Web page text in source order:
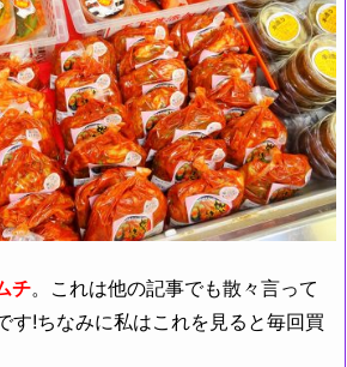
チ。これは他の記事でも散々言って
す!ちなみに私はこれを見ると毎回買